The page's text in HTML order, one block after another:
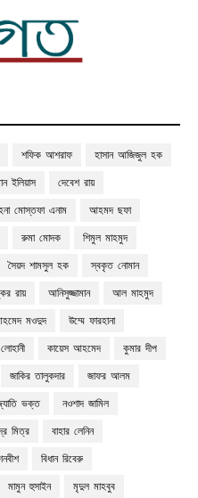
শফিক আশরাফ হাসান আজিজুল হক
ইলিয়াস দেবেশ রায়
মোস্তফা এনাম আহমদ ছফা
রুমা মোদক শিমুল মাহমুদ
সৈয়দ শামসুল হক স্বকৃত নোমান
রায় আনিসুজ্জামান আল মাহমুদ
মওদুদ উম্মে ফারহানা
কায়েস আহমেদ কুমার দীপ
জাকির তালুকদার জাফর আলম
ভক্ত নওশাদ জামিল
মিত্র বাহার লেনিন
বিধান রিবেরু
মামুন হুসাইন মৃদুল মাহবুব